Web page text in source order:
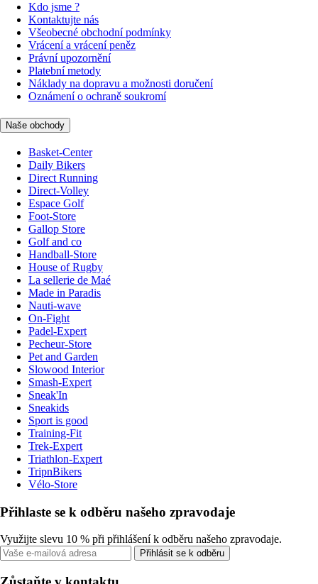
Kdo jsme ?
Kontaktujte nás
Všeobecné obchodní podmínky
Vrácení a vrácení peněz
Právní upozornění
Platební metody
Náklady na dopravu a možnosti doručení
Oznámení o ochraně soukromí
Naše obchody
Basket-Center
Daily Bikers
Direct Running
Direct-Volley
Espace Golf
Foot-Store
Gallop Store
Golf and co
Handball-Store
House of Rugby
La sellerie de Maé
Made in Paradis
Nauti-wave
On-Fight
Padel-Expert
Pecheur-Store
Pet and Garden
Slowood Interior
Smash-Expert
Sneak'In
Sneakids
Sport is good
Training-Fit
Trek-Expert
Triathlon-Expert
TripnBikers
Vélo-Store
Přihlaste se k odběru našeho zpravodaje
Využijte slevu 10 % při přihlášení k odběru našeho zpravodaje.
Přihlásit se k odběru